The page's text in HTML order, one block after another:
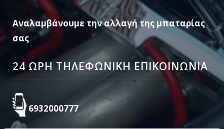
Αναλαμβάνουμε την αλλαγή της μπαταρίας
σας
24 ΩΡΗ ΤΗΛΕΦΩΝΙΚΗ ΕΠΙΚΟΙΝΩΝΙΑ
6932000777